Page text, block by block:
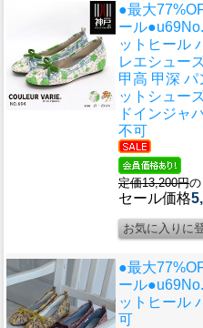
●最大
ール●u69
ットヒール
レエシュー
甲高 甲深 パ
ットシュー
ドインジャ
不可
定価13,200円
セール価格
●最大
ール●u69
ットヒール
可